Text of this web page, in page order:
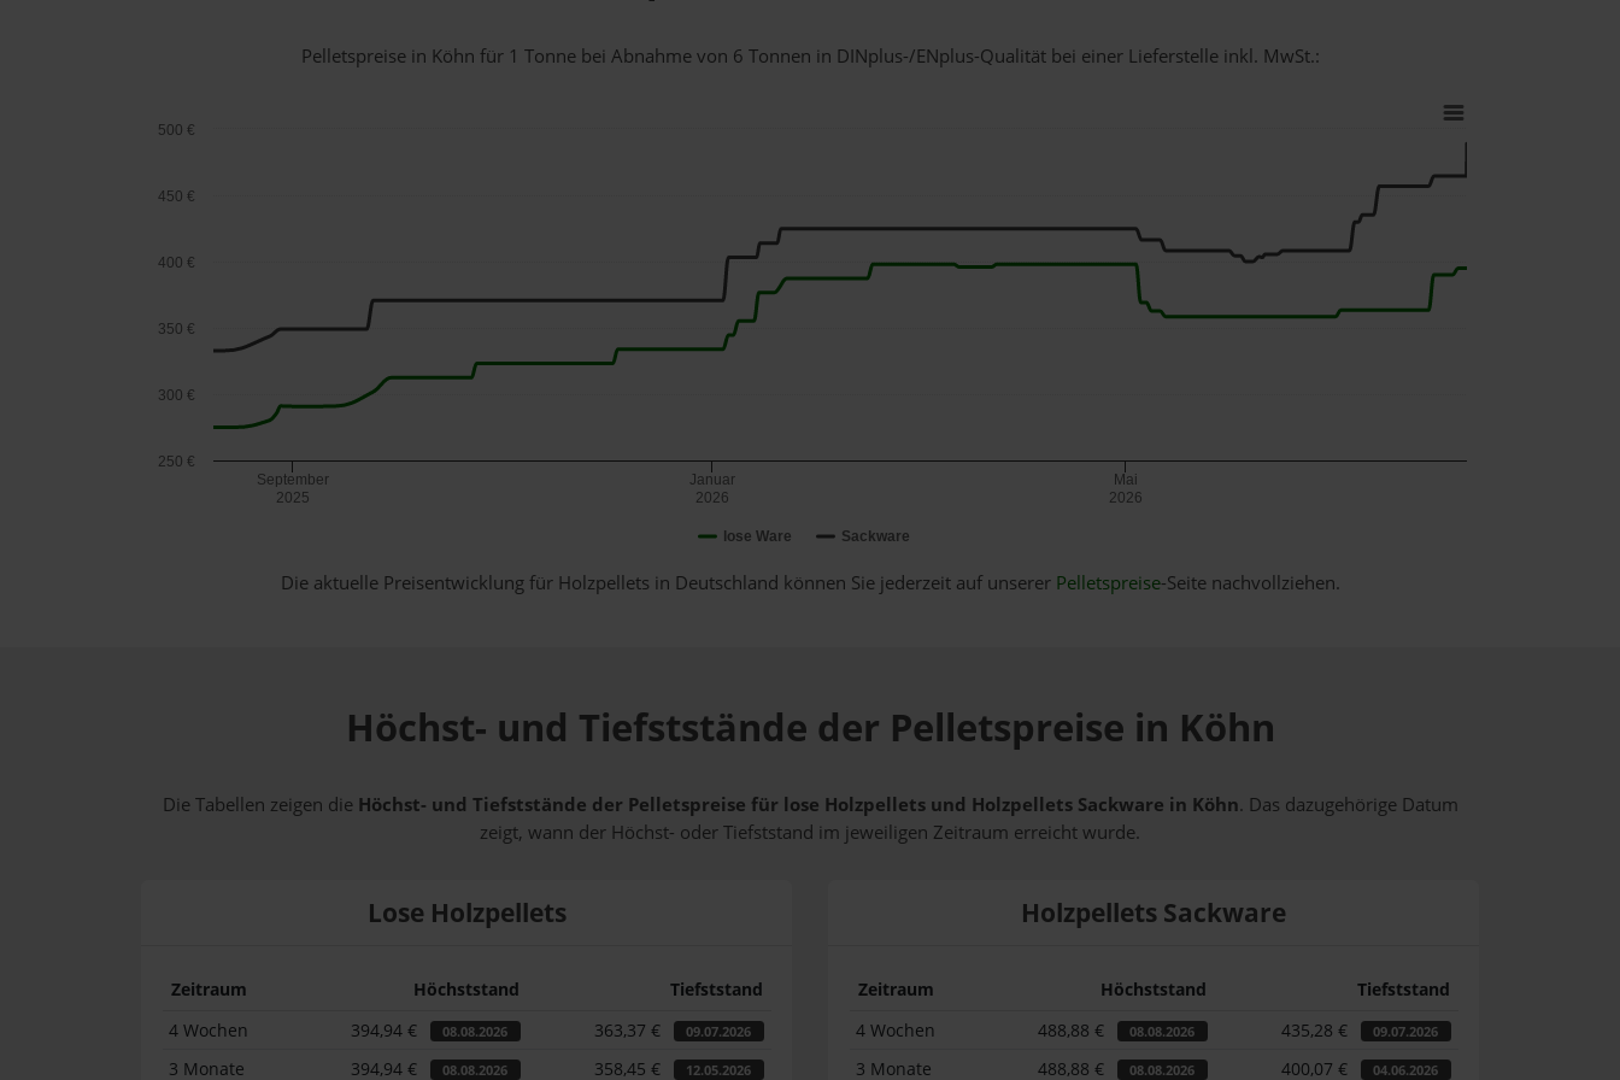
Pelletspreise in Köhn für 1 Tonne bei Abnahmevon 6 Tonnen in DINplus-/ENplus-Qualität bei einer Lieferstelle inkl. MwSt.:
lose Ware Sackware
September
2025
Januar
2026
Mai
2026
250 €
300 €
350 €
400 €
450 €
500 €
Die aktuelle Preisentwicklung für Holzpellets in Deutschland können Sie jederzeit auf unserer Pelletspreise-Seite nachvollziehen.
Höchst- und Tiefststände der Pelletspreise in Köhn
Die Tabellen zeigen die Höchst- und Tiefststände der Pelletspreise für lose Holzpellets und Holzpellets Sackware in Köhn. Das dazugehörige Datum
zeigt, wann der Höchst- oder Tiefststand im jeweiligen Zeitraum erreicht wurde.
Lose Holzpellets
Zeitraum Höchststand
Tiefststand
4 Wochen
394,94 € 08.08.2026 363,37 € 09.07.2026
3 Monate 394,94 € 08.08.2026 358,45 € 12.05.2026
Holzpellets Sackware
Zeitraum Höchststand
Tiefststand
4 Wochen
488,88 € 08.08.2026 435,28 € 09.07.2026
3 Monate 488,88 € 08.08.2026 400,07 € 04.06.2026